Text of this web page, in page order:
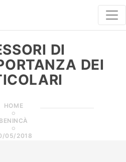
DI
DEI
HOME
BENINCÀ
05/2018